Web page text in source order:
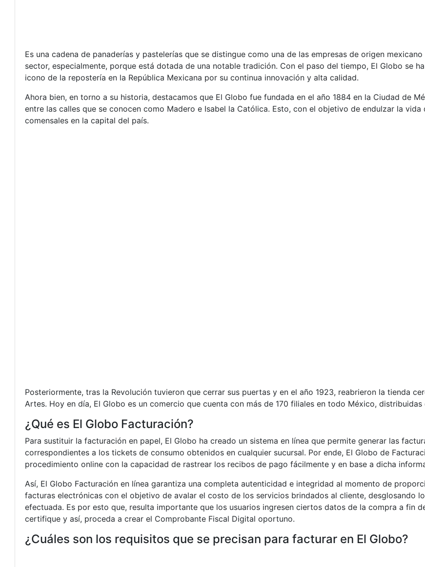
Es una cadena de panaderías y pastelerías que se distingue como una de las empresas de origen mexicano
sector, especialmente, porque está dotada de una notable tradición. Con el paso del tiempo, El Globo se
icono de la repostería en la República Mexicana por su continua innovación y alta calidad.
Ahora bien, en torno a su historia, destacamos que El Globo fue fundada en el año 1884 en la Ciudad de
entre las calles que se conocen como Madero e Isabel la Católica. Esto, con el objetivo de endulzar la vida
comensales en la capital del país.
Posteriormente, tras la Revolución tuvieron que cerrar sus puertas y en el año 1923, reabrieron la tienda
Artes. Hoy en día, El Globo es un comercio que cuenta con más de 170 filiales en todo México,
¿Qué es El Globo Facturación?
Para sustituir la facturación en papel, El Globo ha creado un sistema en línea que permite generar las
correspondientes a los tickets de consumo obtenidos en cualquier sucursal. Por ende, El Globo de
procedimiento online con la capacidad de rastrear los recibos de pago fácilmente y en base a dicha
Así, El Globo Facturación en línea garantiza una completa autenticidad e integridad al momento de
facturas electrónicas con el objetivo de avalar el costo de los servicios brindados al cliente, desglosando
efectuada. Es por esto que, resulta importante que los usuarios ingresen ciertos datos de la compra a fin
certifique y así, proceda a crear el Comprobante Fiscal Digital oportuno.
¿Cuáles son los requisitos que se precisan para facturar en El Globo?